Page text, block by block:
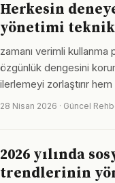
Herkesin
yönetimi
zamanı verimli
özgünlük dengesini
ilerlemeyi zorlaştırır
28 Nisan 2026 · Güncel
2026 yılında
trendlerinin